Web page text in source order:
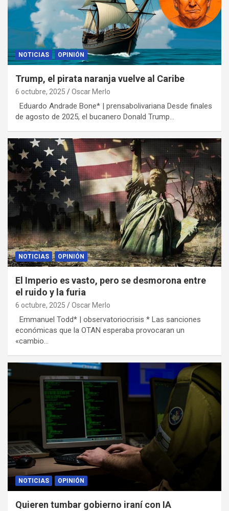
NOTICIAS OPINIÓN
Trump, el pirata naranja vuelve al Caribe
6 octubre, 2025 Oscar Merlo
Eduardo Andrade Bone* | prensabolivariana Desde finales
de agosto de 2025, el bucanero Donald Trump…
NOTICIAS OPINIÓN
El Imperio es vasto, pero se desmorona entre
el ruido y la furia
6 octubre, 2025 Oscar Merlo
Emmanuel Todd* | observatoriocrisis * Las sanciones
económicas que la OTAN esperaba provocaran un
«cambio…
NOTICIAS OPINIÓN
Quieren tumbar gobierno iraní con IA